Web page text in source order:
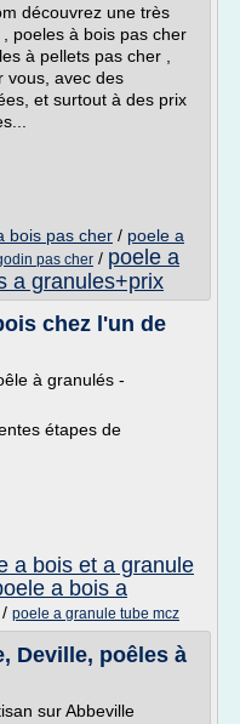
découvrez une très
poeles à bois pas cher
à pellets pas cher ,
vous, avec des
et surtout à des prix
bois pas cher / poele a
pas cher / poele a
a granules+prix
chez l'un de
à granulés -
étapes de
a bois et a granule
a bois a
/ poele a granule tube mcz
Deville, poêles à
sur Abbeville